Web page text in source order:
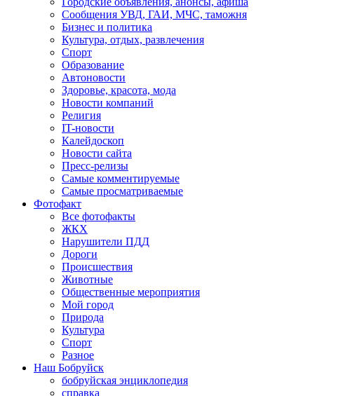
Сообщения УВД, ГАИ, МЧС, таможня
Бизнес и политика
Культура, отдых, развлечения
Спорт
Образование
Автоновости
Здоровье, красота, мода
Новости компаний
Религия
IT-новости
Калейдоскоп
Новости сайта
Пресс-релизы
Самые комментируемые
Самые просматриваемые
Фотофакт
Все фотофакты
ЖКХ
Нарушители ПДД
Дороги
Происшествия
Животные
Общественные мероприятия
Мой город
Природа
Культура
Спорт
Разное
Наш Бобруйск
бобруйская энциклопедия
справка